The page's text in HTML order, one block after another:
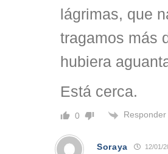
lágrimas, que
tragamos más
hubiera
Está cerca.
0 Responder
Soraya 12/01/